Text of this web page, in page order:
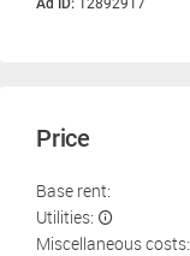
Ad ID: 12892917
Price
Base rent:
Utilities:
Miscellaneous costs: